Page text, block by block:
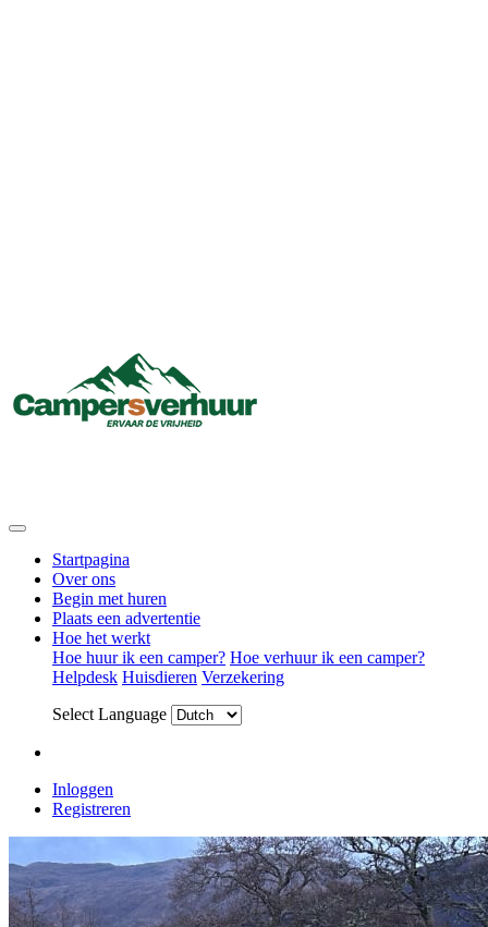
Startpagina
Over ons
Begin met huren
Plaats een advertentie
Hoe het werkt
Hoe huur ik een camper? Hoe verhuur ik een camper?
Helpdesk Huisdieren Verzekering
Select Language
Inloggen
Registreren